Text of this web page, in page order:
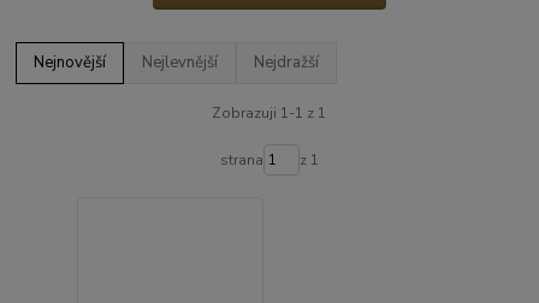
Nejnovější Nejlevnější Nejdražší
Zobrazuji 1-1 z 1
strana z 1